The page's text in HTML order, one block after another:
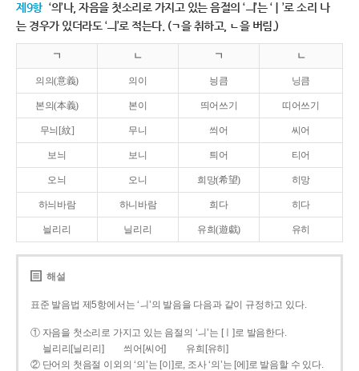
제9항 ‘의’나, 자음을 첫소리로 가지고 있는 음절의 ‘ㅢ’는 ‘ㅣ’로 소리 나
는 경우가 있더라도 ‘ㅢ’로 적는다. (ㄱ을 취하고, ㄴ을 버림.)
ㄱ ㄴ ㄱ ㄴ
의의(意義) 의이 닁큼 닝큼
본의(本義) 본이 띄어쓰기 띠어쓰기
무늬[紋] 무니 씌어 씨어
보늬 보니 틔어 티어
오늬 오니 희망(希望) 히망
하늬바람 하니바람 희다 히다
늴리리 닐리리 유희(遊戱) 유히
해설
표준 발음법 제5항에서는 ‘ㅢ’의 발음을 다음과 같이 규정하고 있다.
① 자음을 첫소리로 가지고 있는 음절의 ‘ㅢ’는 [ㅣ]로 발음한다.
늴리리[닐리리]
씌어[씨어]
유희[유히]
② 단어의 첫음절 이외의 ‘의’는 [이]로, 조사 ‘의’는 [에]로 발음할 수 있다.